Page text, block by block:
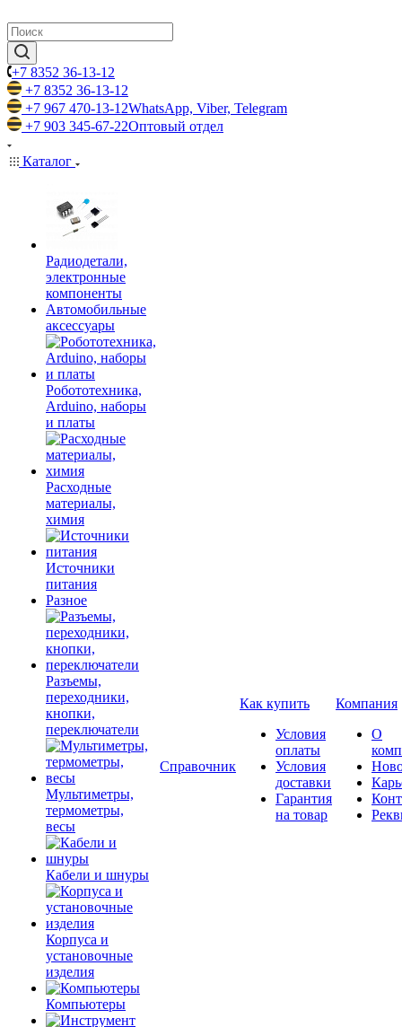
+7 8352 36-13-12
+7 8352 36-13-12
+7 967 470-13-12WhatsApp, Viber, Telegram
+7 903 345-67-22Оптовый отдел
Каталог
Радиодетали,
электронные
компоненты
Автомобильные
аксессуары
Робототехника,
Arduino, наборы
и платы
Расходные
материалы,
химия
Источники
питания
Разное
Разъемы,
переходники,
кнопки,
переключатели
Мультиметры,
термометры,
весы
Кабели и шнуры
Корпуса и
установочные
изделия
Компьютеры
Справочник
Как купить
Условия
оплаты
Условия
доставки
Гарантия
на товар
Компания
О